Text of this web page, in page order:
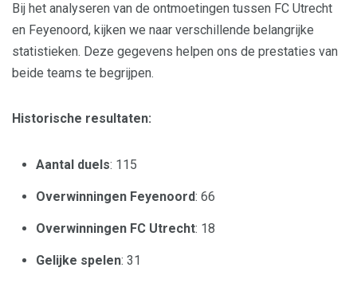
Bij het analyseren van de ontmoetingen tussen FC Utrecht
en Feyenoord, kijken we naar verschillende belangrijke
statistieken. Deze gegevens helpen ons de prestaties van
beide teams te begrijpen.
Historische resultaten:
Aantal duels: 115
Overwinningen Feyenoord: 66
Overwinningen FC Utrecht: 18
Gelijke spelen: 31